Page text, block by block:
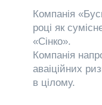
Компанія
році як
«Сінко».
Компанія
аваіційних
в цілому.